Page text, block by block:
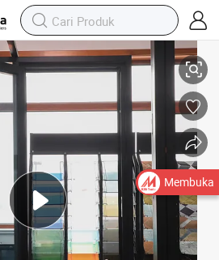
Ganda Tiga dengan Aluminium
Membuka